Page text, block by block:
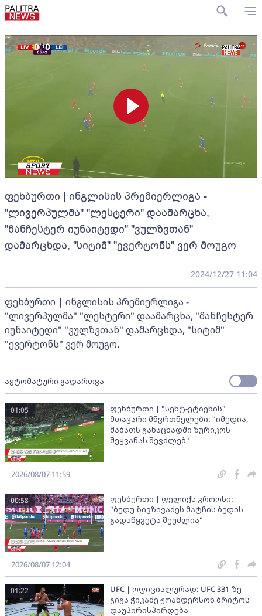
ფეხბურთი | ინგლისის პრემიერლიგა -
"ლივერპულმა" "ლესტერი" დაამარცხა,
"მანჩესტერ იუნაიტედი" "ვულზვთან"
დამარცხდა, "სიტიმ" "ევერტონს" ვერ მოუგო
2024/12/27 11:04
ფეხბურთი | ინგლისის პრემიერლიგა -
"ლივერპულმა" "ლესტერი" დაამარცხა, "მანჩესტერ
იუნაიტედი" "ვულზვთან" დამარცხდა, "სიტიმ"
"ევერტონს" ვერ მოუგო.
ავტომატური გადართვა
ფეხბურთი | "სენტ-ეტიენის"
მთავარი მწვრთნელები: "იმედია,
შაბათს განაცხადში ზურიკოს
შეყვანას შევძლებ"
01:05
2026/08/07 11:59
ფეხბურთი | ფელიქს კროოსი:
"ბუდუ ზივზივაძეს მატჩის ბედის
გადაწყვეტა შეუძლია"
00:58
2026/08/07 12:04
UFC | ოფიციალურად: UFC 331-ზე
გიგა ჭიკაძე ჟოანდერსონ ბრიტოს
დაუპირისპირდება
01:22